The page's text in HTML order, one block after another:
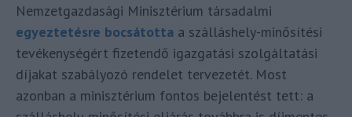
Nemzetgazdasági Minisztérium társadalmi
egyeztetésre bocsátotta a szálláshely-minősítési
tevékenységért fizetendő igazgatási szolgáltatási
díjakat szabályozó rendelet tervezetét. Most
azonban a minisztérium fontos bejelentést tett: a